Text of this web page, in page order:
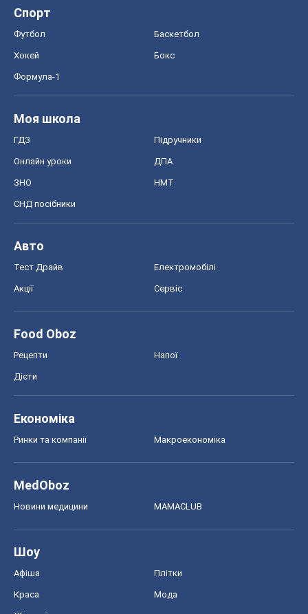
Спорт
Футбол Баскетбол
Хокей Бокс
Формула-1
Моя школа
ГДЗ Підручники
Онлайн уроки ДПА
ЗНО НМТ
СНД посібники
Авто
Тест Драйв Електромобілі
Акції Сервіс
Food Oboz
Рецепти Напої
Дієти
Економіка
Ринки та компанії Макроекономіка
MedOboz
Новини медицини MAMACLUB
Шоу
Афіша Плітки
Краса Мода